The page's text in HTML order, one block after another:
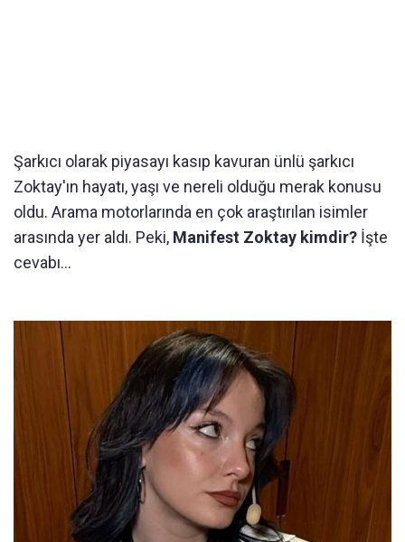
Şarkıcı olarak piyasayı kasıp kavuran ünlü şarkıcı
Zoktay'ın hayatı, yaşı ve nereli olduğu merak konusu
oldu. Arama motorlarında en çok araştırılan isimler
arasında yer aldı. Peki, Manifest Zoktay kimdir? İşte
cevabı...